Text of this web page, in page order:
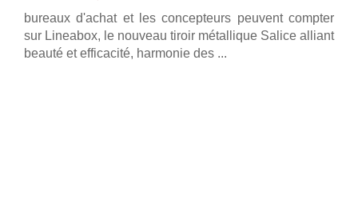
bureaux d'achat et les concepteurs peuvent compter
sur Lineabox, le nouveau tiroir métallique Salice alliant
beauté et efficacité, harmonie des ...